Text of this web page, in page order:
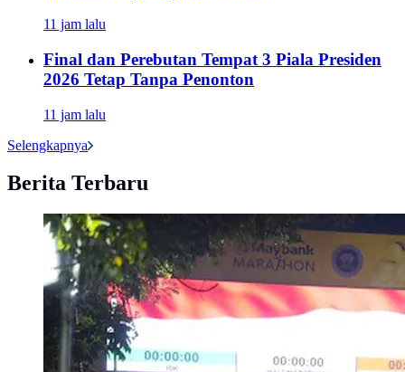
11 jam lalu
Final dan Perebutan Tempat 3 Piala Presiden
2026 Tetap Tanpa Penonton
11 jam lalu
Selengkapnya
Berita Terbaru